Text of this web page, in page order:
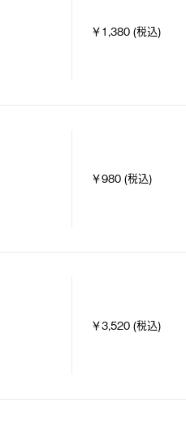
￥1,380 (税込)
￥980 (税込)
￥3,520 (税込)